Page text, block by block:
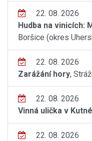
22. 08. 2026
Hudba na vinicích:
Boršice (okres
22. 08. 2026
Zarážání hory,
22. 08. 2026
Vinná ulička v
22. 08. 2026